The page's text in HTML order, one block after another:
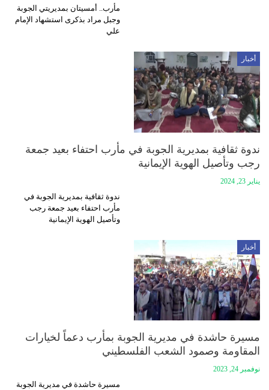
مأرب.. أمسيتان بمديريتي الجوبة
وجبل مراد بذكرى استشهاد الإمام
علي
أخبار
ندوة ثقافية بمديرية الجوبة في مأرب احتفاء بعيد جمعة
رجب وتأصيل الهوية الإيمانية
يناير 23, 2024
ندوة ثقافية بمديرية الجوبة في
مأرب احتفاء بعيد جمعة رجب
وتأصيل الهوية الإيمانية
أخبار
مسيرة حاشدة في مديرية الجوبة بمأرب دعماً لخيارات
المقاومة وصمود الشعب الفلسطيني
نوفمبر 24, 2023
مسيرة حاشدة في مديرية الجوبة